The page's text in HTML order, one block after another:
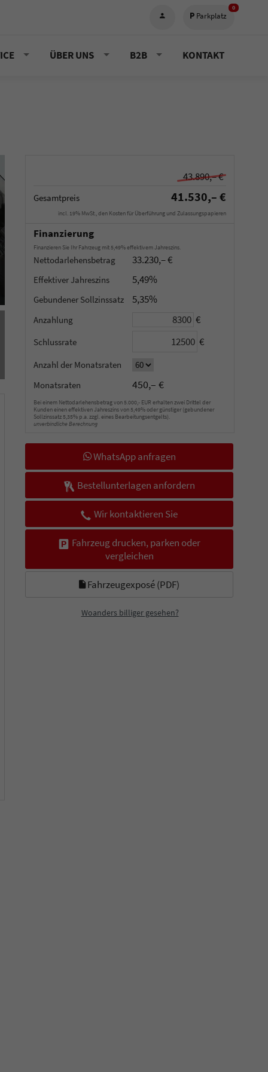
Parkplatz
0
ÜBER UNS B2B KONTAKT
43.890,– €
Gesamtpreis 41.530,– €
incl. 19% MwSt., den Kosten für Überführung und Zulassungspapieren
Finanzierung
Finanzieren Sie Ihr Fahrzeug mit 5,49% effektivem Jahreszins.
Nettodarlehensbetrag 33.230,– €
Effektiver Jahreszins 5,49%
Gebundener Sollzinssatz 5,35%
Anzahlung €
Schlussrate €
Anzahl der Monatsraten
Monatsraten
450,– €
Bei einem Nettodarlehensbetrag von 5.000,- EUR erhalten zwei Drittel der
Kunden einen effektiven Jahreszins von 5,49% oder günstiger (gebundener
Sollzinssatz 5,35% p.a. zzgl. eines Bearbeitungsentgelts).
unverbindliche Berechnung
WhatsApp anfragen
Bestellunterlagen anfordern
Wir kontaktieren Sie
Fahrzeug drucken, parken oder
vergleichen
Fahrzeugexposé (PDF)
Woanders billiger gesehen?